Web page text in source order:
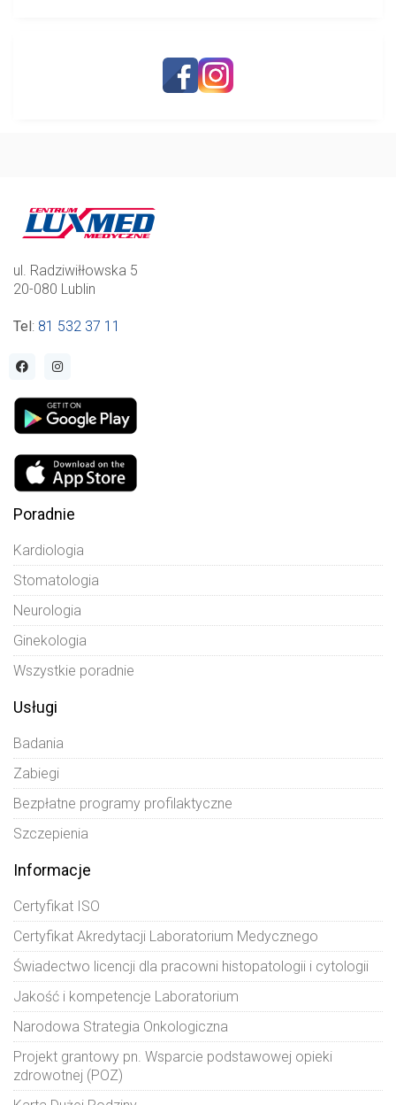
ul. Radziwiłłowska 5
20-080 Lublin
Tel: 81 532 37 11
Poradnie
Kardiologia
Stomatologia
Neurologia
Ginekologia
Wszystkie poradnie
Usługi
Badania
Zabiegi
Bezpłatne programy profilaktyczne
Szczepienia
Informacje
Certyfikat ISO
Certyfikat Akredytacji Laboratorium Medycznego
Świadectwo licencji dla pracowni histopatologii i cytologii
Jakość i kompetencje Laboratorium
Narodowa Strategia Onkologiczna
Projekt grantowy pn. Wsparcie podstawowej opieki
zdrowotnej (POZ)